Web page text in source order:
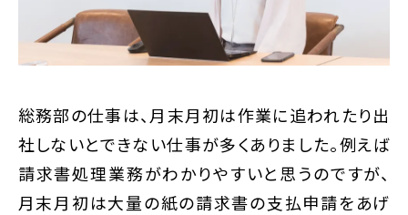
総務部の仕事は、月末月初は作業に追われたり出
社しないとできない仕事が多くありました。例えば
請求書処理業務がわかりやすいと思うのですが、
月末月初は大量の紙の請求書の支払申請をあげ